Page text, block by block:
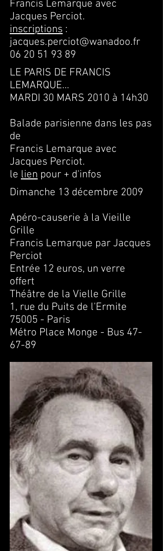
Francis Lemarque avec
Jacques Perciot.
inscriptions :
jacques.perciot@wanadoo.fr
06 20 51 93 89
LE PARIS DE FRANCIS
LEMARQUE…
MARDI 30 MARS 2010 à 14h30
Balade parisienne dans les pas
de
Francis Lemarque avec
Jacques Perciot.
le lien pour + d'infos
Dimanche 13 décembre 2009
Apéro-causerie à la Vieille
Grille
Francis Lemarque par Jacques
Perciot
Entrée 12 euros, un verre
offert
Théâtre de la Vielle Grille
1, rue du Puits de l'Ermite
75005 - Paris
Métro Place Monge - Bus 47-
67-89